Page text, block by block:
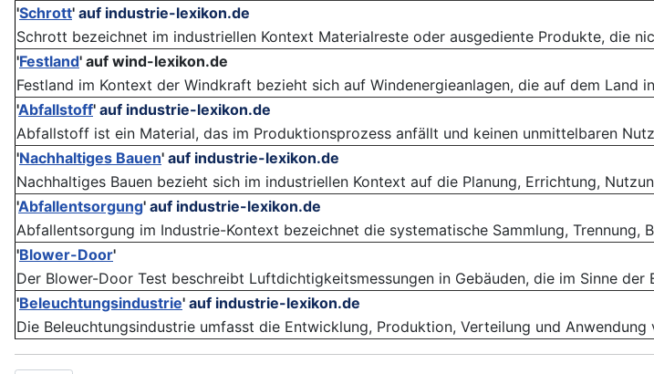
'Schrott' auf industrie-lexikon.de
Schrott bezeichnet im industriellen Kontext Materialreste oder ausgediente Produkte, die
'Festland' auf wind-lexikon.de
Festland im Kontext der Windkraft bezieht sich auf Windenergieanlagen, die auf dem Land
'Abfallstoff' auf industrie-lexikon.de
Abfallstoff ist ein Material, das im Produktionsprozess anfällt und keinen unmittelbaren
'Nachhaltiges Bauen' auf industrie-lexikon.de
Nachhaltiges Bauen bezieht sich im industriellen Kontext auf die Planung, Errichtung,
'Abfallentsorgung' auf industrie-lexikon.de
Abfallentsorgung im Industrie-Kontext bezeichnet die systematische Sammlung, Trennung,
'Blower-Door'
Der Blower-Door Test beschreibt Luftdichtigkeitsmessungen in Gebäuden, die im Sinne der
'Beleuchtungsindustrie' auf industrie-lexikon.de
Die Beleuchtungsindustrie umfasst die Entwicklung, Produktion, Verteilung und